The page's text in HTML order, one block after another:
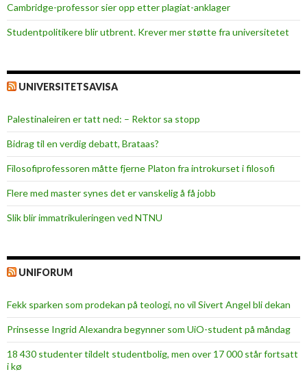
Cambridge-professor sier opp etter plagiat-anklager
Studentpolitikere blir utbrent. Krever mer støtte fra universitetet
UNIVERSITETSAVISA
Palestinaleiren er tatt ned: – Rektor sa stopp
Bidrag til en verdig debatt, Brataas?
Filosofiprofessoren måtte fjerne Platon fra introkurset i filosofi
Flere med master synes det er vanskelig å få jobb
Slik blir immatrikuleringen ved NTNU
UNIFORUM
Fekk sparken som prodekan på teologi, no vil Sivert Angel bli dekan
Prinsesse Ingrid Alexandra begynner som UiO-student på måndag
18 430 studenter tildelt studentbolig, men over 17 000 står fortsatt
i kø